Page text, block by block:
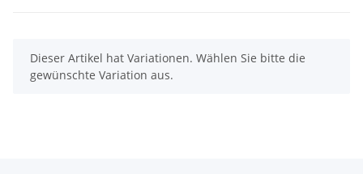
x
Dieser Artikel hat Variationen. Wählen Sie bitte die
gewünschte Variation aus.